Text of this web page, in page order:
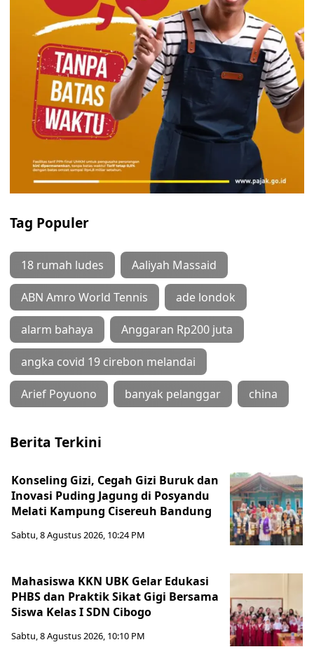
Tag Populer
18 rumah ludes Aaliyah Massaid
ABN Amro World Tennis ade londok
alarm bahaya Anggaran Rp200 juta
angka covid 19 cirebon melandai
Arief Poyuono banyak pelanggar china
Berita Terkini
Konseling Gizi, Cegah Gizi Buruk dan
Inovasi Puding Jagung di Posyandu
Melati Kampung Cisereuh Bandung
Sabtu, 8 Agustus 2026, 10:24 PM
Mahasiswa KKN UBK Gelar Edukasi
PHBS dan Praktik Sikat Gigi Bersama
Siswa Kelas I SDN Cibogo
Sabtu, 8 Agustus 2026, 10:10 PM